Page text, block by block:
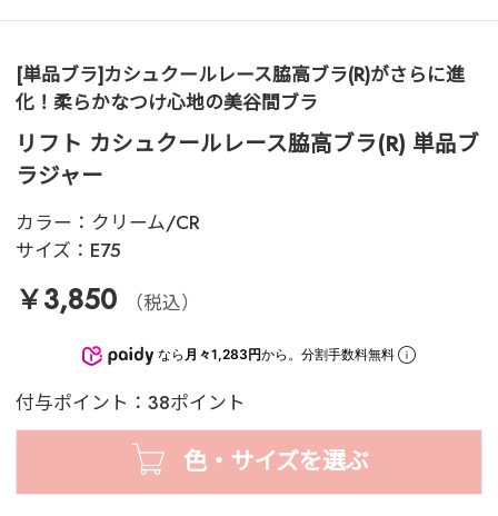
[単品ブラ]カシュクールレース脇高ブラ(R)がさらに進
化！柔らかなつけ心地の美谷間ブラ
リフト カシュクールレース脇高ブラ(R) 単品ブ
ラジャー
カラー： クリーム/CR
サイズ： E75
￥3,850 （税込）
なら 月々1,283円から。分割手数料無料
付与ポイント：38ポイント
色・サイズを選ぶ